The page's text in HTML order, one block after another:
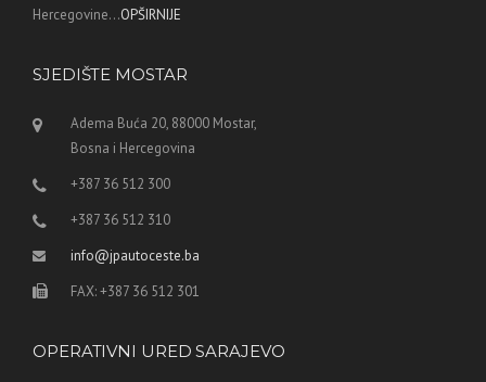
Hercegovine...OPŠIRNIJE
SJEDIŠTE MOSTAR
Adema Buća 20, 88000 Mostar,
Bosna i Hercegovina
+387 36 512 300
+387 36 512 310
info@jpautoceste.ba
FAX: +387 36 512 301
OPERATIVNI URED SARAJEVO